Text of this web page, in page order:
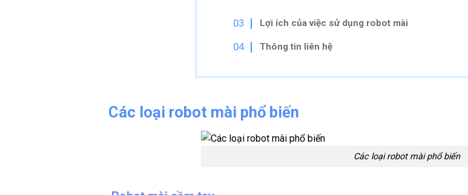
Lợi ích của việc sử dụng robot mài
Thông tin liên hệ
Các loại robot mài phổ biến
Các loại robot mài phổ biến